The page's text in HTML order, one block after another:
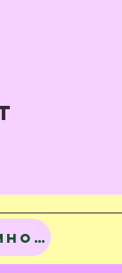
Terug omhoog